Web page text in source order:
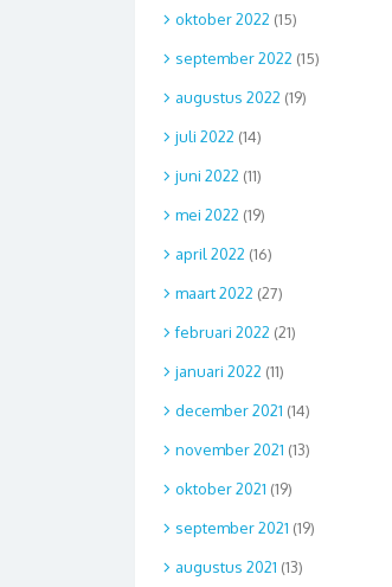
oktober 2022 (15)
september 2022 (15)
augustus 2022 (19)
juli 2022 (14)
juni 2022 (11)
mei 2022 (19)
april 2022 (16)
maart 2022 (27)
februari 2022 (21)
januari 2022 (11)
december 2021 (14)
november 2021 (13)
oktober 2021 (19)
september 2021 (19)
augustus 2021 (13)